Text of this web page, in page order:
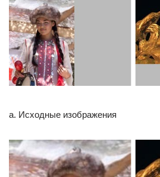
а. Исходные изображения